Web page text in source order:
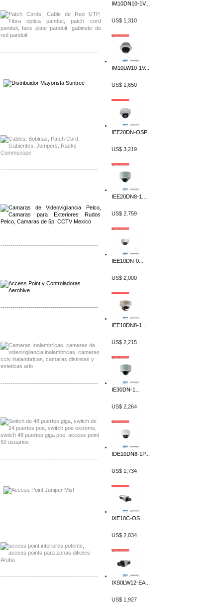
-------------------------------------------------
-------------------------------------------------
-------------------------------------------------
-------------------------------------------------
-------------------------------------------------
-------------------------------------------------
-------------------------------------------------
-------------------------------------------------
-------------------------------------------------
IM10DN10-1V...
US$ 1,310
IM10LW10-1V...
US$ 1,650
IEE20DN-OSP...
US$ 3,219
IEE20DN8-1...
US$ 2,759
IEE10DN-0...
US$ 2,000
IEE10DN8-1...
US$ 2,215
IE30DN-1...
US$ 2,264
IDE10DN8-1P...
US$ 1,734
IXE10C-OS...
US$ 2,034
IXS0LW12-EA...
US$ 1,927